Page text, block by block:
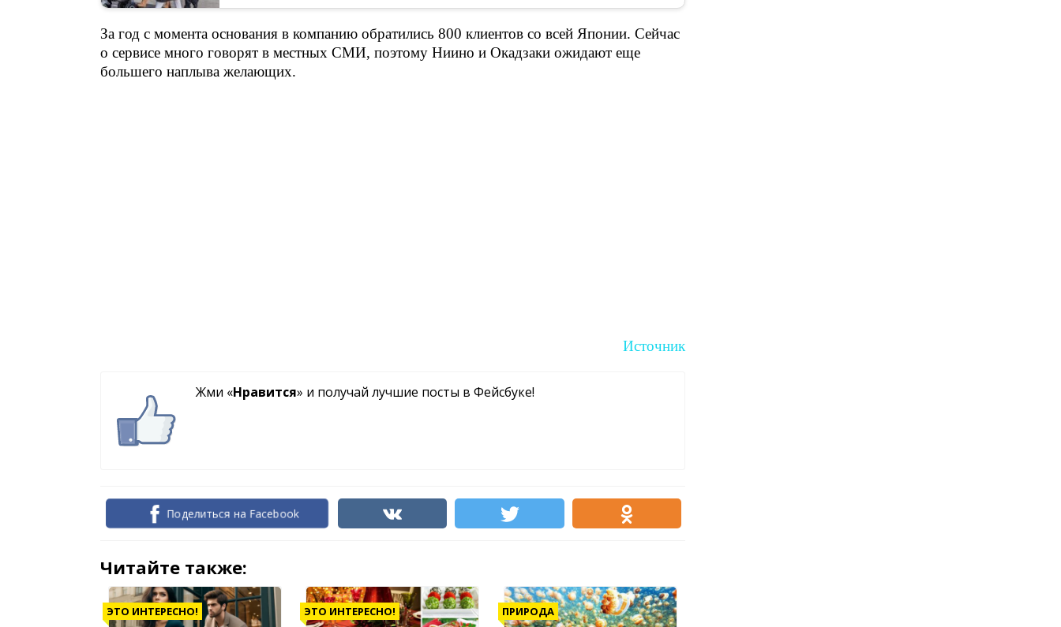
За год с момента основания в компанию обратились 800 клиентов со всей Японии. Сейчас
о сервисе много говорят в местных СМИ, поэтому Ниино и Окадзаки ожидают еще
большего наплыва желающих.
Источник
Жми «Нравится» и получай лучшие посты в Фейсбуке!
Поделиться на Facebook
Читайте также:
ЭТО ИНТЕРЕСНО! ЭТО ИНТЕРЕСНО! ПРИРОДА